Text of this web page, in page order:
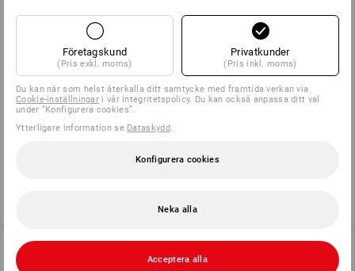
286,25 kr
(inkl. moms) från 6 Set
261,25 kr
(inkl. moms) från 6 Set
Du har redan sett 6 av 6 artiklar.
Företagskund
(Pris exkl. moms)
Privatkunder
(Pris inkl. moms)
Du kan när som helst återkalla ditt samtycke med framtida verkan via
Cookie-inställningar i vår integritetspolicy. Du kan också anpassa ditt val
under ”Konfigurera cookies”.
Ytterligare information se Dataskydd.
Konfigurera cookies
Neka alla
Acceptera alla